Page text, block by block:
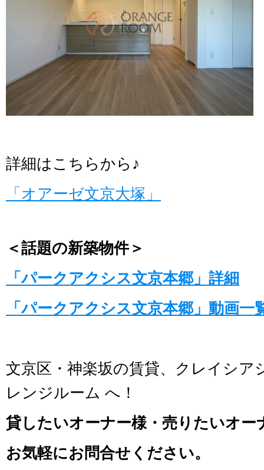
詳細はこちらから♪
「オアーゼ文京大塚」
＜話題の新築物件＞
「パークアクシス文京本郷」詳細
「パークアクシス文京本郷」動画一
文京区・神楽坂の賃貸、クレイシア
レンジルーム へ！
貸したいオーナー様・売りたいオー
お気軽にお問合せください。